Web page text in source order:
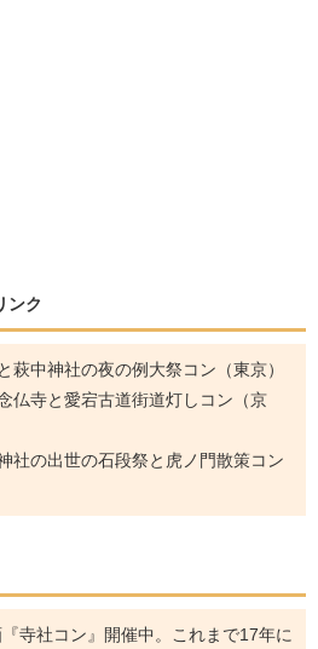
ンク
萩中神社の夜の例大祭コン（東京）
仏寺と愛宕古道街道灯しコン（京
社の出世の石段祭と虎ノ門散策コン
寺社コン』開催中。これまで17年に